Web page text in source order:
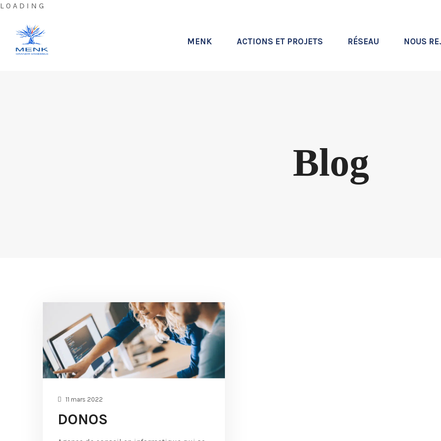
L O A D I N G
MENK ACTIONS ET PROJETS RÉSEAU NOUS
Blog
11 mars 2022
DONOS